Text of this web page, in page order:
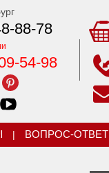
88-78
54-98
| ВОПРОС-ОТВЕТ